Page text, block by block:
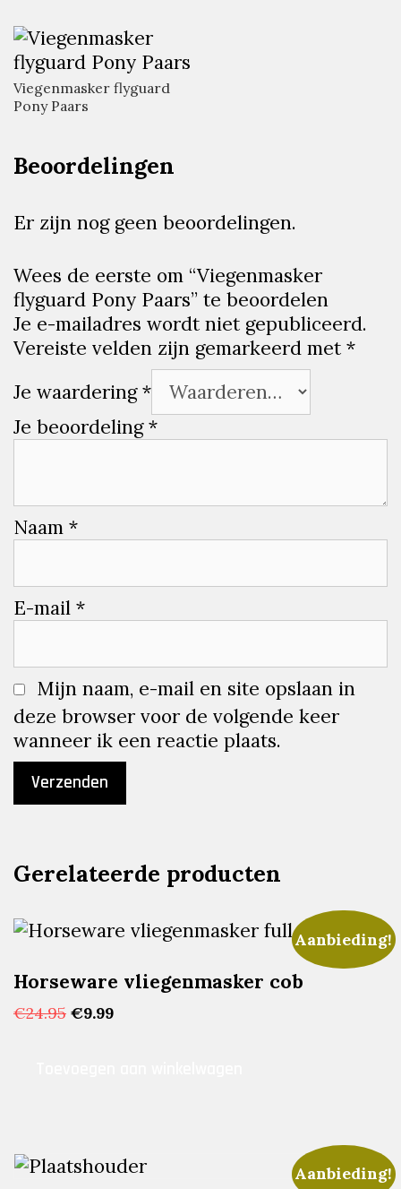
Viegenmasker flyguard
Pony Paars
Beoordelingen
Er zijn nog geen beoordelingen.
Wees de eerste om “Viegenmasker
flyguard Pony Paars” te beoordelen
Je e-mailadres wordt niet gepubliceerd.
Vereiste velden zijn gemarkeerd met *
Je waardering*
Je beoordeling*
Naam *
E-mail *
Mijn naam, e-mail en site opslaan in
deze browser voor de volgende keer
wanneer ik een reactie plaats.
Gerelateerde producten
Aanbieding!
Horseware vliegenmasker cob
€24.95 Oorspronkelijke
€9.99Huidige
Aanbieding!